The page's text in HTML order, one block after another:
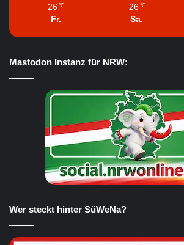
26 ℃
Fr.
26 ℃
Sa.
Mastodon Instanz für NRW:
Wer steckt hinter SüWeNa?